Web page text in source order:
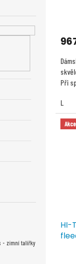
- zimní talířky
Při
L
Akce
HI-